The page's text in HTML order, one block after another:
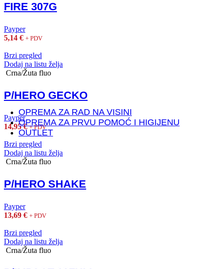
Mesarske rukavice
Kemijske rukavice
OPREMA ZA RAD NA VISINI
OPREMA ZA PRVU POMOĆ I HIGIJENU
OUTLET
FIRE 307G
Payper
5,14 € + PDV
Brzi pregled
Dodaj na listu želja
Crna/Žuta fluo
P/HERO GECKO
Payper
14,95€ + PDV
Brzi pregled
Dodaj na listu želja
Crna/Žuta fluo
P/HERO SHAKE
Payper
13,69 € + PDV
Brzi pregled
Dodaj na listu želja
Crna/Žuta fluo